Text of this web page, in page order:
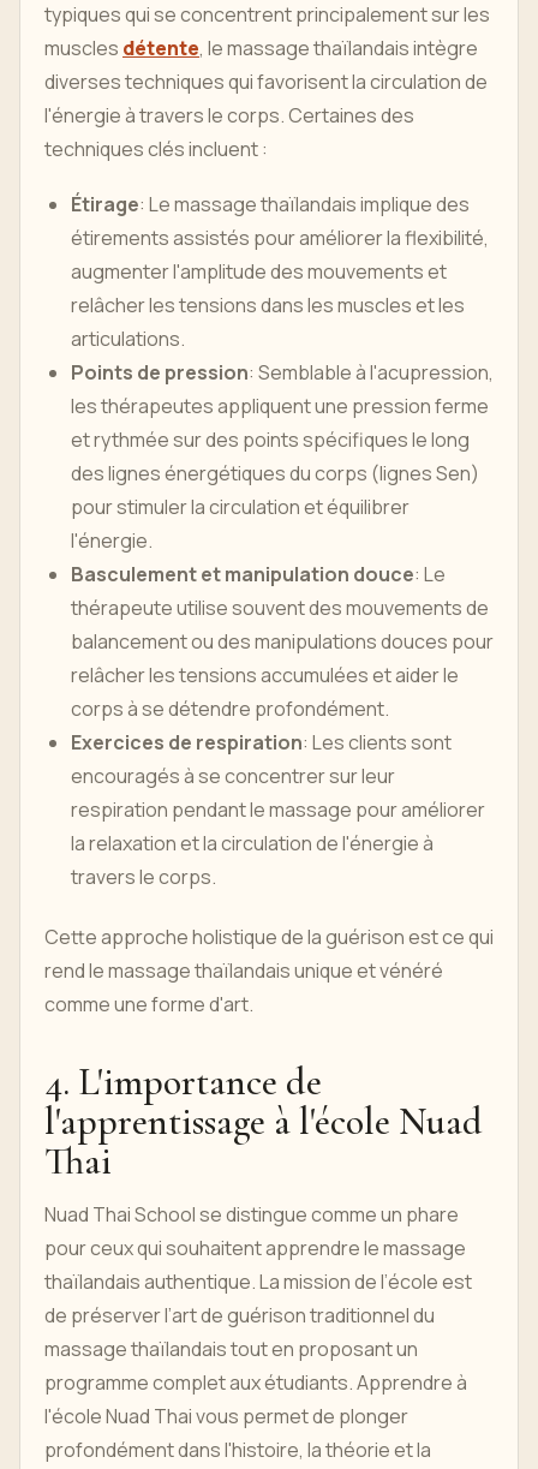
typiques qui se concentrent principalement sur les
muscles détente, le massage thaïlandais intègre
diverses techniques qui favorisent la circulation de
l'énergie à travers le corps. Certaines des
techniques clés incluent :
Étirage: Le massage thaïlandais implique des
étirements assistés pour améliorer la flexibilité,
augmenter l'amplitude des mouvements et
relâcher les tensions dans les muscles et les
articulations.
Points de pression: Semblable à l'acupression,
les thérapeutes appliquent une pression ferme
et rythmée sur des points spécifiques le long
des lignes énergétiques du corps (lignes Sen)
pour stimuler la circulation et équilibrer
l'énergie.
Basculement et manipulation douce: Le
thérapeute utilise souvent des mouvements de
balancement ou des manipulations douces pour
relâcher les tensions accumulées et aider le
corps à se détendre profondément.
Exercices de respiration: Les clients sont
encouragés à se concentrer sur leur
respiration pendant le massage pour améliorer
la relaxation et la circulation de l'énergie à
travers le corps.
Cette approche holistique de la guérison est ce qui
rend le massage thaïlandais unique et vénéré
comme une forme d'art.
4. L'importance de
l'apprentissage à l'école Nuad
Thai
Nuad Thai School se distingue comme un phare
pour ceux qui souhaitent apprendre le massage
thaïlandais authentique. La mission de l’école est
de préserver l’art de guérison traditionnel du
massage thaïlandais tout en proposant un
programme complet aux étudiants. Apprendre à
l'école Nuad Thai vous permet de plonger
profondément dans l'histoire, la théorie et la